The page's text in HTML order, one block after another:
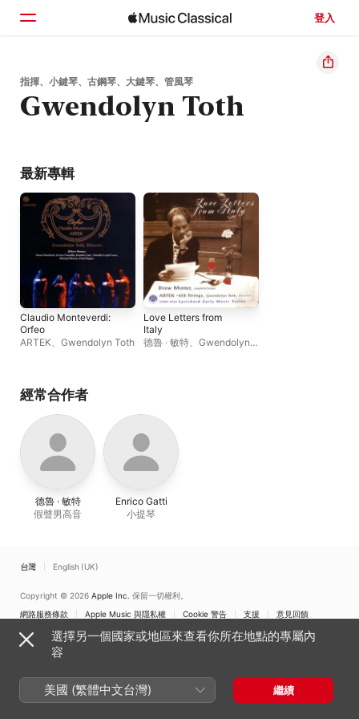
登入
首頁
瀏覽
指揮、小鍵琴、古鋼琴、大鍵琴、管風琴
Gwendolyn Toth
最新專輯
Claudio Monteverdi:
Orfeo
ARTEK、 Gwendolyn Toth
Love Letters from
Italy
德魯 · 敏特、 Gwendolyn
經常合作者
德魯 · 敏特
假聲男高音
Enrico Gatti
小提琴
台灣 English (UK)
Copyright © 2026 Apple Inc. 保留一切權利。
網路服務條款
Apple Music 與隱私權 Cookie 警告 支援 意見回饋
選擇另一個國家或地區來查看你所在地點的專屬內
容
美國 (繁體中文台灣) 繼續